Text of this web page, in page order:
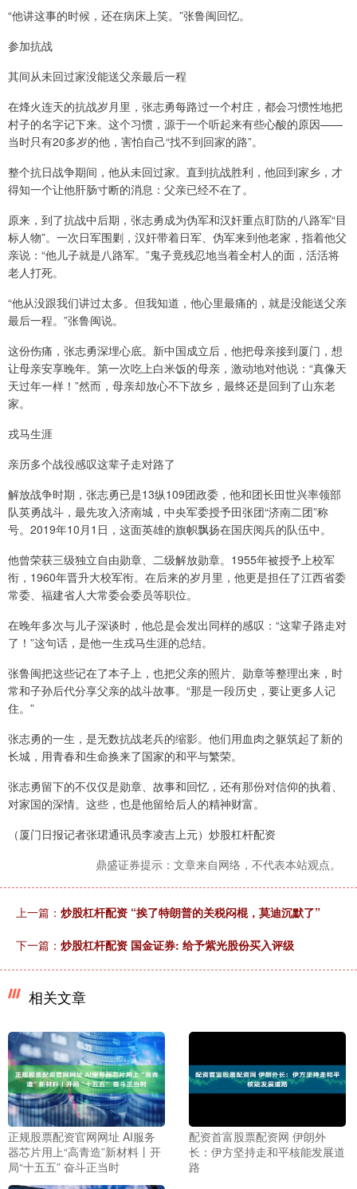
“他讲这事的时候，还在病床上笑。”张鲁闽回忆。
参加抗战
其间从未回过家没能送父亲最后一程
在烽火连天的抗战岁月里，张志勇每路过一个村庄，都会习惯性地把
村子的名字记下来。这个习惯，源于一个听起来有些心酸的原因——
当时只有20多岁的他，害怕自己“找不到回家的路”。
整个抗日战争期间，他从未回过家。直到抗战胜利，他回到家乡，才
得知一个让他肝肠寸断的消息：父亲已经不在了。
原来，到了抗战中后期，张志勇成为伪军和汉奸重点盯防的八路军“目
标人物”。一次日军围剿，汉奸带着日军、伪军来到他老家，指着他父
亲说：“他儿子就是八路军。”鬼子竟残忍地当着全村人的面，活活将
老人打死。
“他从没跟我们讲过太多。但我知道，他心里最痛的，就是没能送父亲
最后一程。”张鲁闽说。
这份伤痛，张志勇深埋心底。新中国成立后，他把母亲接到厦门，想
让母亲安享晚年。第一次吃上白米饭的母亲，激动地对他说：“真像天
天过年一样！”然而，母亲却放心不下故乡，最终还是回到了山东老
家。
戎马生涯
亲历多个战役感叹这辈子走对路了
解放战争时期，张志勇已是13纵109团政委，他和团长田世兴率领部
队英勇战斗，最先攻入济南城，中央军委授予田张团“济南二团”称
号。2019年10月1日，这面英雄的旗帜飘扬在国庆阅兵的队伍中。
他曾荣获三级独立自由勋章、二级解放勋章。1955年被授予上校军
衔，1960年晋升大校军衔。在后来的岁月里，他更是担任了江西省委
常委、福建省人大常委会委员等职位。
在晚年多次与儿子深谈时，他总是会发出同样的感叹：“这辈子路走对
了！”这句话，是他一生戎马生涯的总结。
张鲁闽把这些记在了本子上，也把父亲的照片、勋章等整理出来，时
常和子孙后代分享父亲的战斗故事。“那是一段历史，要让更多人记
住。”
张志勇的一生，是无数抗战老兵的缩影。他们用血肉之躯筑起了新的
长城，用青春和生命换来了国家的和平与繁荣。
张志勇留下的不仅仅是勋章、故事和回忆，还有那份对信仰的执着、
对家国的深情。这些，也是他留给后人的精神财富。
（厦门日报记者张珺通讯员李凌吉上元）炒股杠杆配资
鼎盛证券提示：文章来自网络，不代表本站观点。
上一篇： 炒股杠杆配资 “挨了特朗普的关税闷棍，莫迪沉默了”
下一篇： 炒股杠杆配资 国金证券: 给予紫光股份买入评级
相关文章
正规股票配资官网网址 AI服务
器芯片用上“高青造”新材料丨开
局“十五五” 奋斗正当时
配资首富股票配资网 伊朗外
长：伊方坚持走和平核能发展道
路